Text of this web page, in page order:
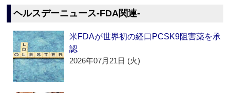
ヘルスデーニュース‐FDA関連‐
米FDAが世界初の経口PCSK9阻害薬を承
認
2026年07月21日 (火)